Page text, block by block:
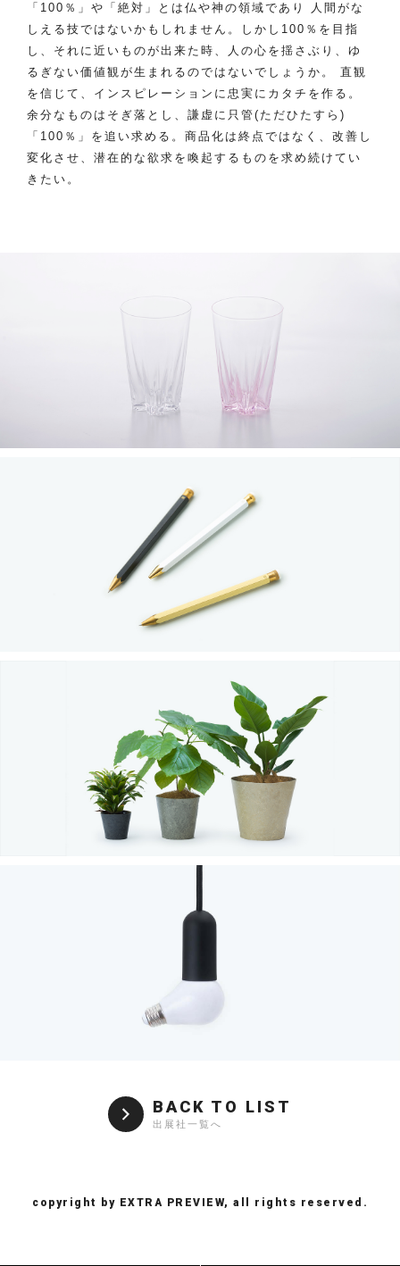
「100％」や「絶対」とは仏や神の領域であり 人間がな
しえる技ではないかもしれません。しかし100％を目指
し、それに近いものが出来た時、人の心を揺さぶり、ゆ
るぎない価値観が生まれるのではないでしょうか。 直観
を信じて、インスピレーションに忠実にカタチを作る。
余分なものはそぎ落とし、謙虚に只管(ただひたすら)
「100％」を追い求める。商品化は終点ではなく、改善し
変化させ、潜在的な欲求を喚起するものを求め続けてい
きたい。
BACK TO LIST
出展社一覧へ
copyright by EXTRA PREVIEW, all rights reserved.